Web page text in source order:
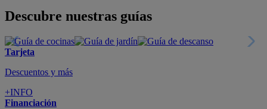
Descubre nuestras guías
Tarjeta
Descuentos y más
+INFO
Financiación